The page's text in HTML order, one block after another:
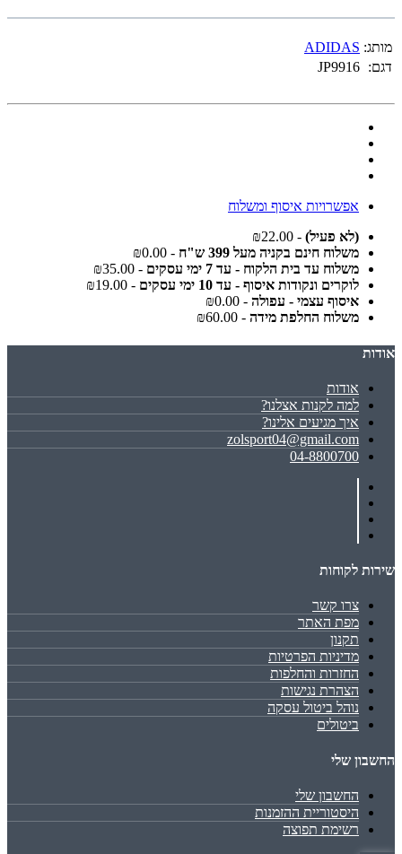
מותג: ADIDAS
דגם: JP9916
אפשרויות איסוף ומשלוח
(לא פעיל) - ₪22.00
משלוח חינם בקניה מעל 399 ש"ח
- ₪0.00
משלוח עד בית הלקוח - עד 7 ימי עסקים
- ₪35.00
לוקרים ונקודות איסוף - עד 10 ימי עסקים
- ₪19.00
איסוף עצמי - עפולה - ₪0.00
משלוח החלפת מידה - ₪60.00
אודות
אודות
למה לקנות אצלנו?
איך מגיעים אלינו?
zolsport04@gmail.com
04-8800700
שירות לקוחות
צרו קשר
מפת האתר
תקנון
מדיניות הפרטיות
החזרות והחלפות
הצהרת נגישות
נוהל ביטול עסקה
ביטולים
החשבון שלי
החשבון שלי
היסטוריית ההזמנות
רשימת תפוצה